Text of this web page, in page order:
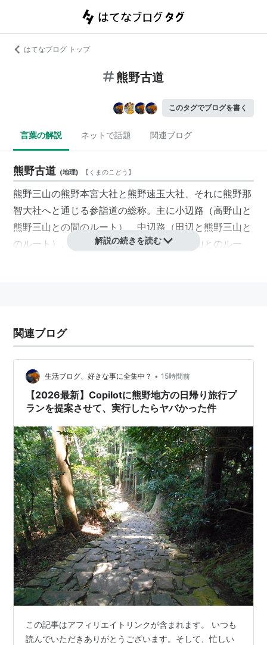
はてなブログ トップ
熊野古道
このタグでブログを書く
言葉の解説 ネットで話題 関連ブログ
熊野古道 (地理) 【 くまのこどう 】
熊野三山の熊野本宮大社と熊野速玉大社、それに熊野那
智大社へと通じる参詣道の総称。主に小辺路 （高野山と
熊野三山との間のルート）、中辺路（田辺と熊野三山と
のルート）、
大辺路（田辺と串本と熊野三山とのルー
れた。
解説の続きを読む
関連ブログ
生活ブログ、好きな事に全集中？ • 15時間前
【2026最新】Copilotに熊野地方の日帰り旅行プ
ランを提案させて、実行したらヤバかった件
この記事はアフィリエイトリンクが含まれます。 いつも
読んでいただきありがとうございます。そして、忙しい